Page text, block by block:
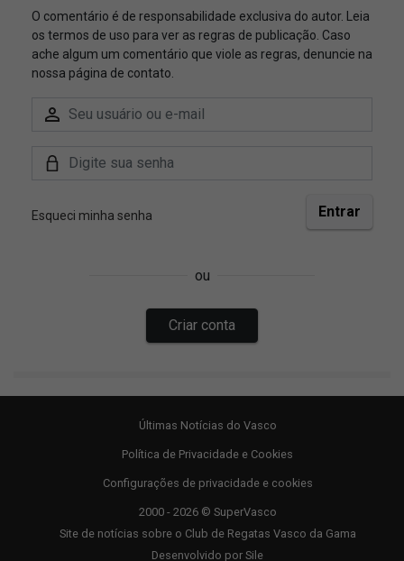
Últimas Notícias do Vasco
Política de Privacidade e Cookies
Configurações de privacidade e cookies
2000 - 2026 © SuperVasco
Site de notícias sobre o Club de Regatas Vasco da Gama
Desenvolvido por Sile